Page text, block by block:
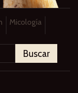
Micología